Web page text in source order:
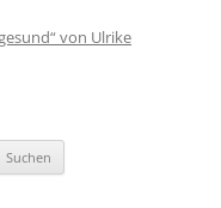
von Ulrike